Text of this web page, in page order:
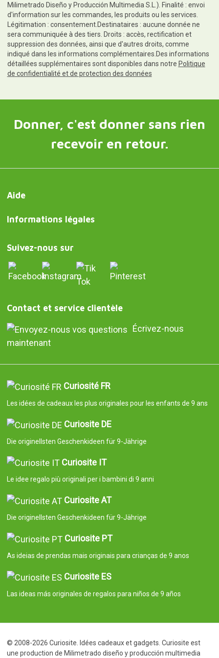
Milimetrado Diseño y Producción Multimedia S.L.). Finalité : envoi
d'information sur les commandes, les produits ou les services.
Légitimation : consentement.Destinataires : aucune donnée ne
sera communiquée à des tiers. Droits : accès, rectification et
suppression des données, ainsi que d'autres droits, comme
indiqué dans les informations complémentaires.Des informations
détaillées supplémentaires sont disponibles dans notre Politique
de confidentialité et de protection des données
Donner, c'est donner sans rien
recevoir en retour.
Aide
Informations légales
Suivez-nous sur
Contact et service clientèle
Écrivez-nous
maintenant
Curiosité FR
Les idées de cadeaux les plus originales pour les enfants de 9 ans
Curiosite DE
Die originellsten Geschenkideen für 9-Jährige
Curiosite IT
Le idee regalo più originali per i bambini di 9 anni
Curiosite AT
Die originellsten Geschenkideen für 9-Jährige
Curiosite PT
As ideias de prendas mais originais para crianças de 9 anos
Curiosite ES
Las ideas más originales de regalos para niños de 9 años
© 2008-2026 Curiosite. Idées cadeaux et gadgets. Curiosite est
une production de Milimetrado diseño y producción multimedia